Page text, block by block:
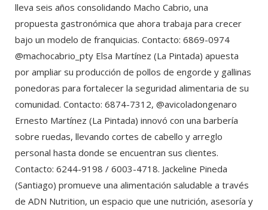
lleva seis años consolidando Macho Cabrio, una
propuesta gastronómica que ahora trabaja para crecer
bajo un modelo de franquicias. Contacto: 6869-0974
@machocabrio_pty Elsa Martínez (La Pintada) apuesta
por ampliar su producción de pollos de engorde y gallinas
ponedoras para fortalecer la seguridad alimentaria de su
comunidad. Contacto: 6874-7312, @avicoladongenaro
Ernesto Martínez (La Pintada) innovó con una barbería
sobre ruedas, llevando cortes de cabello y arreglo
personal hasta donde se encuentran sus clientes.
Contacto: 6244-9198 / 6003-4718. Jackeline Pineda
(Santiago) promueve una alimentación saludable a través
de ADN Nutrition, un espacio que une nutrición, asesoría y